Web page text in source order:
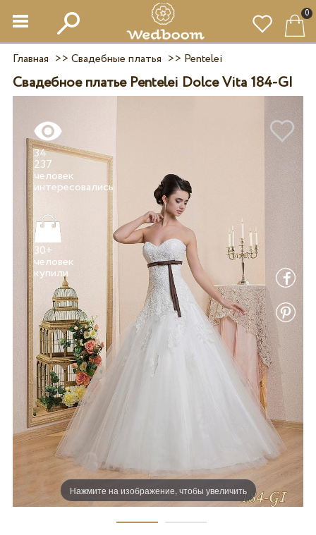
0
Главная >> Свадебные платья >> Pentelei
Свадебное платье Pentelei Dolce Vita 184-GI
Нажмите на изображение, чтобы увеличить
34
237
человек
30+
человек